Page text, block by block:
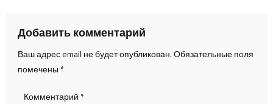
Добавить комментарий
Ваш адрес email не будет опубликован.Обязательные поля
помечены *
Комментарий *